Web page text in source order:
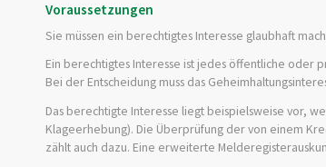
Voraussetzungen
Sie müssen ein berechtigtes Interesse glaubhaft
Ein berechtigtes Interesse ist jedes öffentliche oder
Bei der Entscheidung muss das
Das berechtigte Interesse liegt beispielsweise vor,
Klageerhebung). Die Überprüfung der von einem
zählt auch dazu. Eine erweiterte